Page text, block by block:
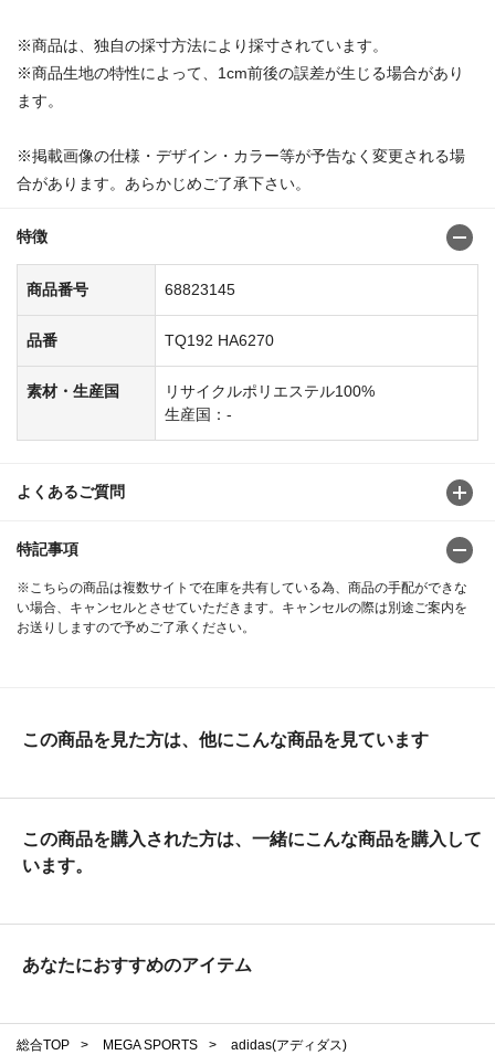
※商品は、独自の採寸方法により採寸されています。
※商品生地の特性によって、1cm前後の誤差が生じる場合があり
ます。
※掲載画像の仕様・デザイン・カラー等が予告なく変更される場
合があります。あらかじめご了承下さい。
特徴
商品番号 68823145
品番 TQ192 HA6270
素材・生産国
リサイクルポリエステル100%
生産国：-
よくあるご質問
特記事項
※こちらの商品は複数サイトで在庫を共有している為、商品の手配ができな
い場合、キャンセルとさせていただきます。キャンセルの際は別途ご案内を
お送りしますので予めご了承ください。
この商品を見た方は、他にこんな商品を見ています
この商品を購入された方は、一緒にこんな商品を購入して
います。
あなたにおすすめのアイテム
総合TOP > MEGA SPORTS >
adidas(アディダス)